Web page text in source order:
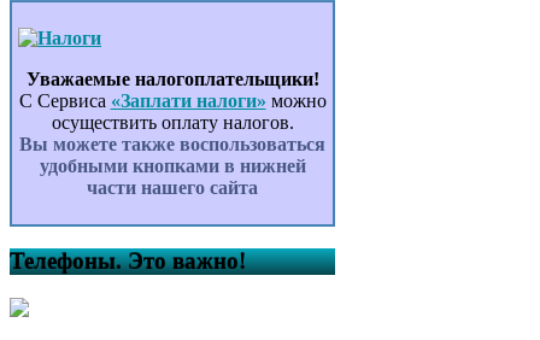
Уважаемые налогоплательщики!
С Сервиса «Заплати налоги» можно
осуществить оплату налогов.
Вы можете также воспользоваться
удобными кнопками в нижней
части нашего сайта
Телефоны. Это важно!